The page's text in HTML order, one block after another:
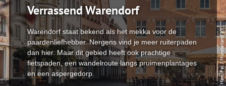
© Kai Marc Pel / Münsterland e.V.
Verrassend Warendorf
Warendorf staat bekend als het mekka voor de
paardenliefhebber. Nergens vind je meer ruiterpaden
dan hier. Maar dit gebied heeft ook prachtige
fietspaden, een wandelroute langs pruimenplantages
en een aspergedorp.